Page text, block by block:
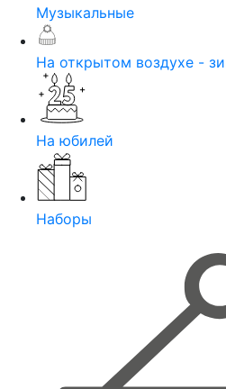
Музыкальные
На открытом воздухе -
На юбилей
Наборы